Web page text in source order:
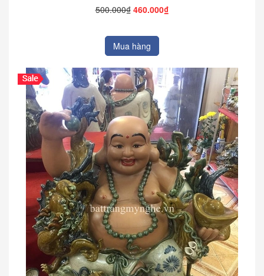
500.000₫ 460.000₫
Mua hàng